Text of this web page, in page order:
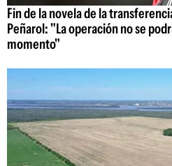
Fin de la novela de la
Peñarol: "La operación no se
momento"